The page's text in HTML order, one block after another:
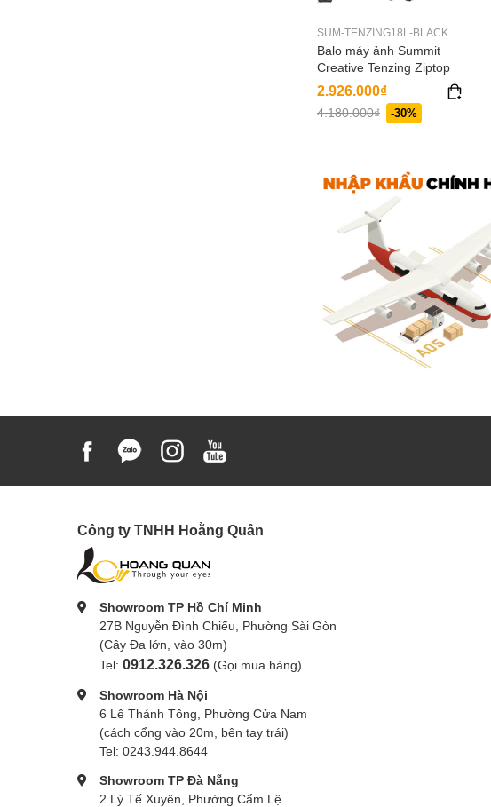
SUM-TENZING18L-BLACK
Balo máy ảnh Summit
Creative Tenzing Ziptop
2.926.000₫
4.180.000₫ -30%
Công ty TNHH Hoằng Quân
Showroom TP Hồ Chí Minh
27B Nguyễn Đình Chiểu, Phường Sài Gòn
(Cây Đa lớn, vào 30m)
Tel: 0912.326.326 (Gọi mua hàng)
Showroom Hà Nội
6 Lê Thánh Tông, Phường Cửa Nam
(cách cổng vào 20m, bên tay trái)
Tel: 0243.944.8644
Showroom TP Đà Nẵng
2 Lý Tế Xuyên, Phường Cẩm Lệ